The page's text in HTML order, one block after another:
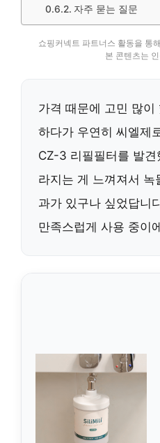
자주 묻는 질문
쇼핑커넥트 파트너스 활동을 통
본 콘텐츠는
가격 때문에 고민 많이
하다가 우연히 씨엘제
CZ-3 리필필터를 발
라지는 게 느껴져서 녹
과가 있구나 싶었답니
만족스럽게 사용 중이